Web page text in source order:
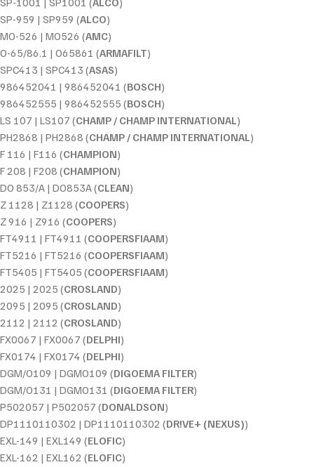
SP-959 | SP959 (ALCO)
MO-526 | MO526 (AMC)
O-65/86.1 | O65861 (ARMAFILT)
SPC413 | SPC413 (ASAS)
986452041 | 986452041 (BOSCH)
986452555 | 986452555 (BOSCH)
LS 107 | LS107 (CHAMP / CHAMP INTERNATIONAL)
PH2868 | PH2868 (CHAMP / CHAMP INTERNATIONAL)
F 116 | F116 (CHAMPION)
F 208 | F208 (CHAMPION)
DO 853/A | DO853A (CLEAN)
Z 1128 | Z1128 (COOPERS)
Z 916 | Z916 (COOPERS)
FT4911 | FT4911 (COOPERSFIAAM)
FT5216 | FT5216 (COOPERSFIAAM)
FT5405 | FT5405 (COOPERSFIAAM)
2025 | 2025 (CROSLAND)
2095 | 2095 (CROSLAND)
2112 | 2112 (CROSLAND)
FX0067 | FX0067 (DELPHI)
FX0174 | FX0174 (DELPHI)
DGM/O109 | DGMO109 (DIGOEMA FILTER)
DGM/O131 | DGMO131 (DIGOEMA FILTER)
P502057 | P502057 (DONALDSON)
DP1110110302 | DP1110110302 (DR!VE+ (NEXUS))
EXL-149 | EXL149 (ELOFIC)
EXL-162 | EXL162 (ELOFIC)